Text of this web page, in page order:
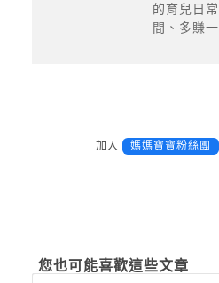
的育兒日
間、多賺
加入 媽媽寶寶粉絲團
您也可能喜歡這些文章